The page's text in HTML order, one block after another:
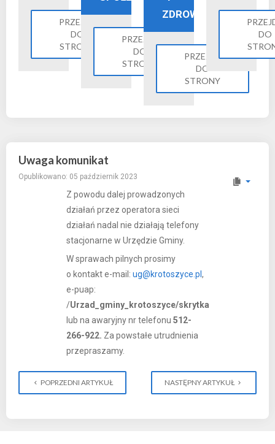
PRZEJDŹ
DO
STRONY
PRZEJDŹ
DO
STRONY
ZDROWIE
PRZEJDŹ
DO
STRONY
DO
Uwaga komunikat
Opublikowano: 05 październik 2023
Z powodu dalej prowadzonych
działań przez operatora sieci
działań nadal nie działają telefony
stacjonarne w Urzędzie Gminy.
W sprawach pilnych prosimy
o kontakt e-mail: ug@krotoszyce.pl ,
e-puap:
/Urzad_gminy_krotoszyce/skrytka
lub na awaryjny nr telefonu 512-
266-922. Za powstałe utrudnienia
przepraszamy.
POPRZEDNI ARTYKUŁ NASTĘPNY ARTYKUŁ